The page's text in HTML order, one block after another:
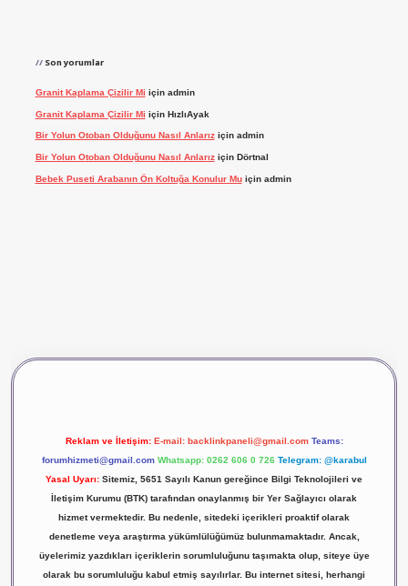
Son yorumlar
Granit Kaplama Çizilir Mi için admin
Granit Kaplama Çizilir Mi için HızlıAyak
Bir Yolun Otoban Olduğunu Nasıl Anlarıziçin admin
Bir Yolun Otoban Olduğunu Nasıl Anlarıziçin Dörtnal
Bebek Puseti Arabanın Ön Koltuğa Konulur Muiçin admin
Reklam ve İletişim: E-mail: backlinkpaneli@gmail.com Teams:
forumhizmeti@gmail.com Whatsapp: 0262 606 0 726 Telegram: @karabul
Yasal Uyarı: Sitemiz, 5651 Sayılı Kanun gereğince Bilgi Teknolojileri ve
İletişim Kurumu (BTK) tarafından onaylanmış bir Yer Sağlayıcı olarak
hizmet vermektedir. Bu nedenle, sitedeki içerikleri proaktif olarak
denetleme veya araştırma yükümlülüğümüz bulunmamaktadır. Ancak,
üyelerimiz yazdıkları içeriklerin sorumluluğunu taşımakta olup, siteye üye
olarak bu sorumluluğu kabul etmiş sayılırlar. Bu internet sitesi, herhangi